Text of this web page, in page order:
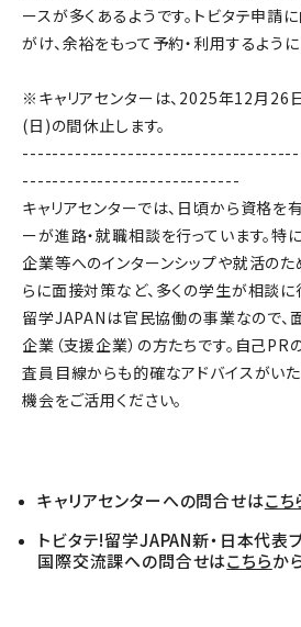
ースが多くあるようです。トビタテ申請
がけ、余裕をもって予約・利用するように
※キャリアセンターは、 2025年12月26
(日)の間休止します。
-----------------------------
キャリアセンターでは、日頃から資格を
ーが進路・就職相談を行っています。特
企業等へのインターンシップや就活のた
らに面接対策など、多くの学生が相談に
留学JAPANは官民協働の事業なので、
企業（支援企業）の方たちです。自己PR
査員目線からも的確なアドバイスがい
機会をご活用ください。
キャリアセンターへの問合せはこち
トビタテ!留学JAPAN新・日本代表
国際交流課への問合せはこちらか